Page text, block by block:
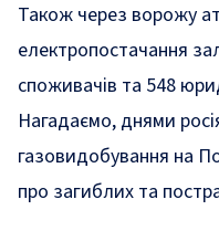
Також через ворожу
електропостачання
споживачів та 548
Нагадаємо, днями
газовидобування на
про загиблих та